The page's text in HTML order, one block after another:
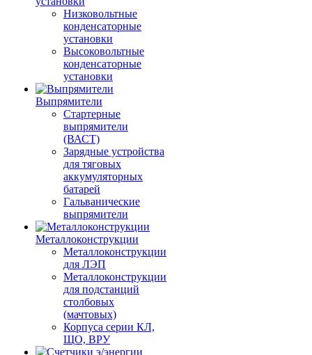
Низковольтные
конденсаторные
установки
Высоковольтные
конденсаторные
установки
Выпрямители
Стартерные
выпрямители
(ВАСТ)
Зарядные устройства
для тяговых
аккумуляторных
батарей
Гальванические
выпрямители
Металлоконструкции
Металлоконструкции
для ЛЭП
Металлоконструкции
для подстанций
столбовых
(мачтовых)
Корпуса серии КЛ,
ЩО, ВРУ